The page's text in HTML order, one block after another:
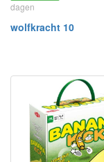
dagen
wolfkracht 10